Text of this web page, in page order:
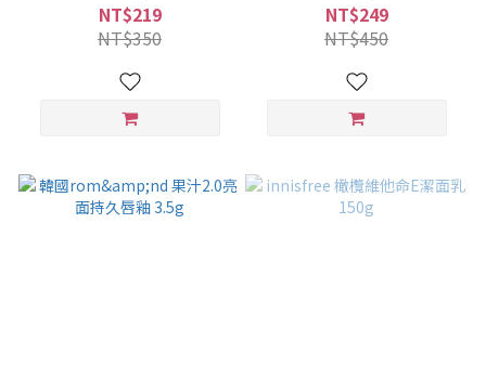
NT$219
NT$350
NT$249
NT$450